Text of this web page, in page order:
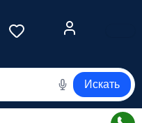
Искать